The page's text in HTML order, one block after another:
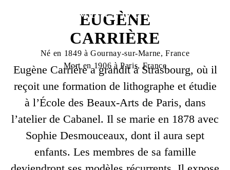
EUGÈNE
CARRIÈRE
Né en 1849 à Gournay-sur-Marne, France
Mort en 1906 à Paris, France
Eugène Carrière a grandit à Strasbourg, où il
reçoit une formation de lithographe et étudie
à l’École des Beaux-Arts de Paris, dans
l’atelier de Cabanel. Il se marie en 1878 avec
Sophie Desmouceaux, dont il aura sept
enfants. Les membres de sa famille